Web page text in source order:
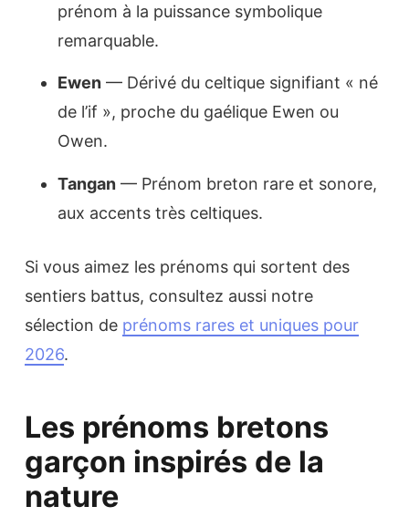
prénom à la puissance symbolique
remarquable.
Ewen — Dérivé du celtique signifiant « né
de l’if », proche du gaélique Ewen ou
Owen.
Tangan — Prénom breton rare et sonore,
aux accents très celtiques.
Si vous aimez les prénoms qui sortent des
sentiers battus, consultez aussi notre
sélection de prénoms rares et uniques pour
2026.
Les prénoms bretons
garçon inspirés de la
nature